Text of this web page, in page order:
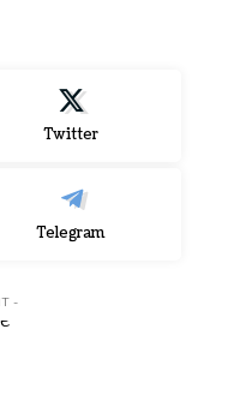
Twitter
Telegram
-